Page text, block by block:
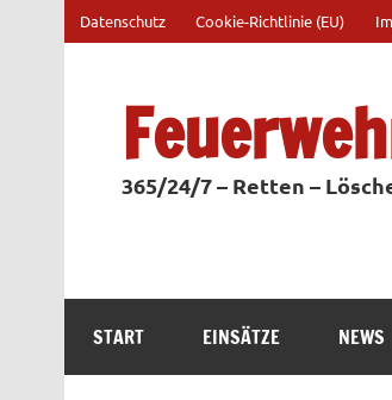
springen
Datenschutz Cookie-Richtlinie (EU)
365/24/7 – Retten –
START EINSÄTZE NEWS